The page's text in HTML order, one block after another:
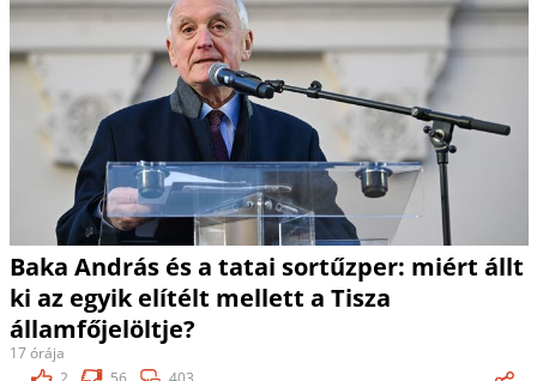
Baka András és a tatai sortűzper: miért állt
ki az egyik elítélt mellett a Tisza
államfőjelöltje?
17 órája